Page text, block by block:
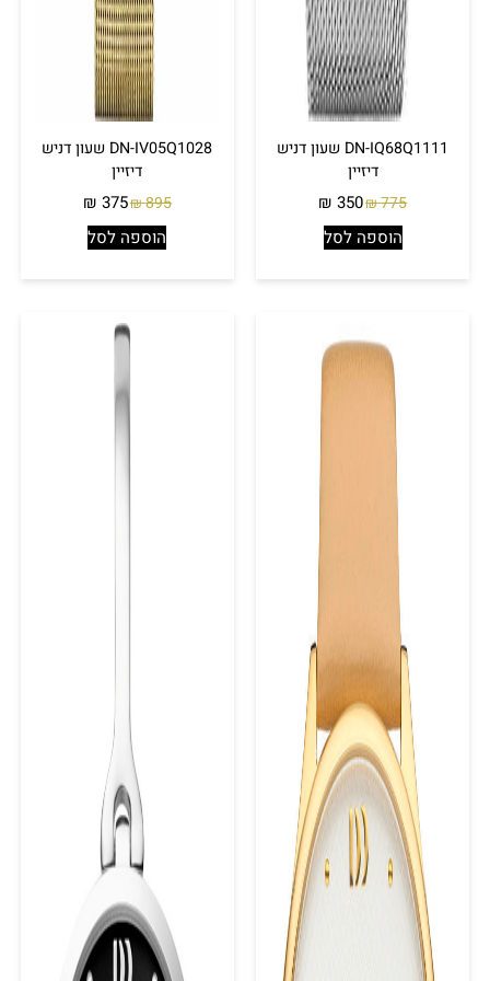
DN-IQ68Q1111 שעון דניש
דיזיין
775
₪
350
₪
הוספה לסל
DN-IV05Q1028 שעון דניש
דיזיין
895
₪
375
₪
הוספה לסל